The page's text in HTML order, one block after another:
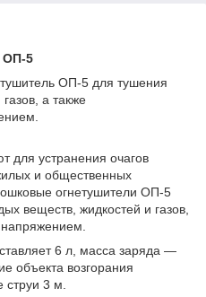
ОП-5
ОП-5 для тушения
а также
для устранения очагов
и общественных
огнетушители ОП-5
веществ, жидкостей и газов,
6 л, масса заряда —
объекта возгорания
струи 3 м.